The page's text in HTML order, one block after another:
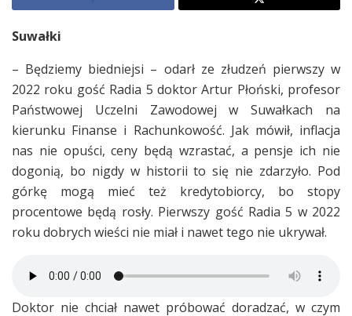
Suwałki
– Będziemy biedniejsi – odarł ze złudzeń pierwszy w
2022 roku gość Radia 5 doktor Artur Płoński, profesor
Państwowej Uczelni Zawodowej w Suwałkach na
kierunku Finanse i Rachunkowość. Jak mówił, inflacja
nas nie opuści, ceny będą wzrastać, a pensje ich nie
dogonią, bo nigdy w historii to się nie zdarzyło. Pod
górkę mogą mieć też kredytobiorcy, bo stopy
procentowe będą rosły. Pierwszy gość Radia 5 w 2022
roku dobrych wieści nie miał i nawet tego nie ukrywał.
Doktor nie chciał nawet próbować doradzać, w czym